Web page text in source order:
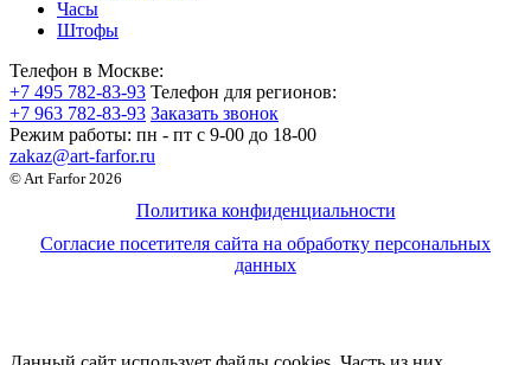
Часы
Штофы
Телефон в Москве:
+7 495 782-83-93 Телефон для регионов:
+7 963 782-83-93 Заказать звонок
Режим работы: пн - пт c 9-00 до 18-00
zakaz@art-farfor.ru
© Art Farfor 2026
Политика конфиденциальности
Согласие посетителя сайта на обработку персональных
данных